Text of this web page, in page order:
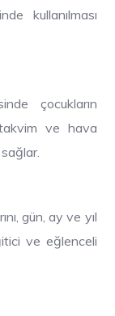
kullanılması
çocukların
ve hava
gün, ay ve yıl
ve eğlenceli